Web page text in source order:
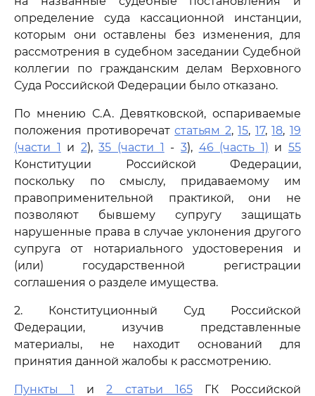
определение суда кассационной инстанции,
которым они оставлены без изменения, для
рассмотрения в судебном заседании Судебной
коллегии по гражданским делам Верховного
Суда Российской Федерации было отказано.
По мнению С.А. Девятковской, оспариваемые
положения противоречатстатьям 2,15, 17,18,19
(части 1 и 2),35 (части 1 - 3), 46 (часть 1) и55
Конституции Российской Федерации,
поскольку по смыслу, придаваемому им
правоприменительной практикой, они не
позволяют бывшему супругу защищать
нарушенные права в случае уклонения другого
супруга от нотариального удостоверения и
(или) государственной регистрации
соглашения о разделе имущества.
2. Конституционный Суд Российской
Федерации, изучив представленные
материалы, не находит оснований для
принятия данной жалобы к рассмотрению.
Пункты 1 и2 статьи 165ГК Российской